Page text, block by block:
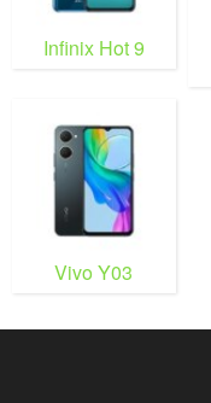
Infinix Hot 9
Vivo Y03